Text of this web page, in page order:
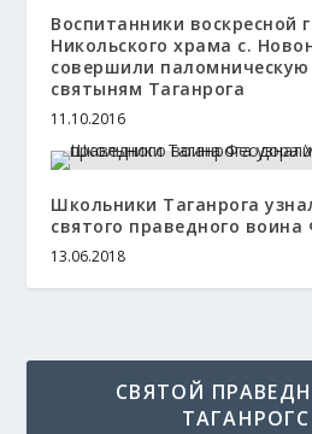
Воспитанники воскресной
Никольского храма с.
совершили паломническую
святыням Таганрога
11.10.2016
Школьники Таганрога
святого праведного
13.06.2018
СВЯТОЙ